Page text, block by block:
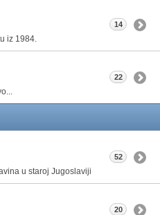
iz 1984.
14
22
u staroj Jugoslaviji
52
20